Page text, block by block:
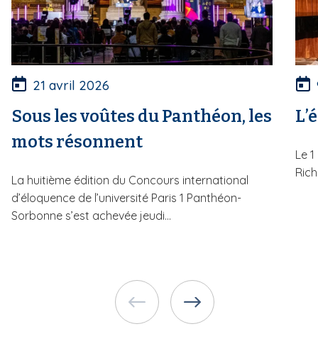
21 avril 2026
Sous les voûtes du Panthéon, les
mots résonnent
La huitième édition du Concours international
d’éloquence de l’université Paris 1 Panthéon-
Sorbonne s’est achevée jeudi...
Le